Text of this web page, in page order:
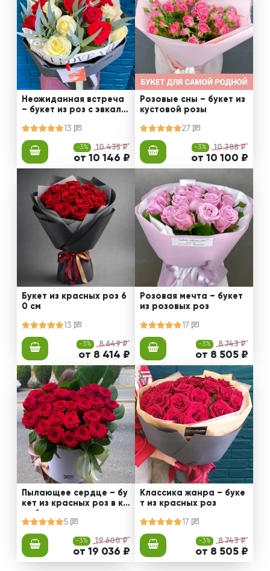
Неожиданная встреча
– букет из роз с эвкали
13
-3% 10 435 ₽
от 10 146 ₽
Розовые сны – букет из
кустовой розы
27
-3% 10 388 ₽
от 10 100 ₽
Букет из красных роз 6
0 см
13
-3% 8 649 ₽
от 8 414 ₽
Розовая мечта – букет
из розовых роз
17
-3% 8 743 ₽
от 8 505 ₽
Пылающее сердце – бу
кет из красных роз в ко
робке
5
-3% 19 600 ₽
от 19 036 ₽
Классика жанра – буке
т из красных роз
17
-3% 8 743 ₽
от 8 505 ₽